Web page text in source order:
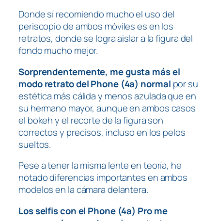
Donde sí recomiendo mucho el uso del
periscopio de ambos móviles es en los
retratos, donde se logra aislar a la figura del
fondo mucho mejor.
Sorprendentemente, me gusta más el
modo retrato del Phone (4a) normal por su
estética más cálida y menos azulada que en
su hermano mayor, aunque en ambos casos
el bokeh y el recorte de la figura son
correctos y precisos, incluso en los pelos
sueltos.
Pese a tener la misma lente en teoría, he
notado diferencias importantes en ambos
modelos en la cámara delantera.
Los selfis con el Phone (4a) Pro me